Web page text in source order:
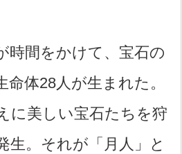
時間をかけて、宝石の
体28人が生まれた。
に美しい宝石たちを狩
生。それが「月人」と